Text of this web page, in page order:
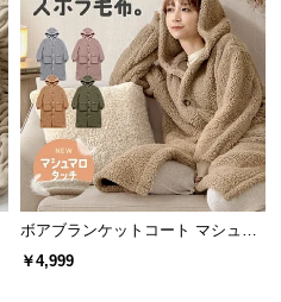
ボアブランケットコート マシュマ
ロタッチタイプ
￥4,999